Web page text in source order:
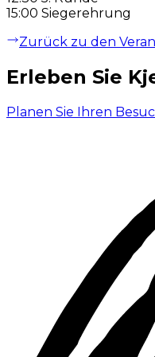
15:00 Siegerehrung
Zurück zu den
Erleben Sie
Planen Sie Ihren